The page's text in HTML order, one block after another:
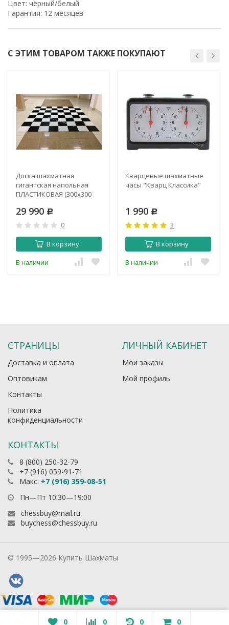
Цвет: чёрный/белый
Гарантия: 12 месяцев
С ЭТИМ ТОВАРОМ ТАКЖЕ ПОКУПАЮТ
Доска шахматная
гигантская напольная
ПЛАСТИКОВАЯ (300x300
29 990 Р
0
В корзину
В наличии
Кварцевые шахматные
часы "Кварц Классика"
1 990 Р
3
В корзину
В наличии
СТРАНИЦЫ
Доставка и оплата
Оптовикам
Контакты
Политика
конфиденциальности
ЛИЧНЫЙ КАБИНЕТ
Мои заказы
Мой профиль
КОНТАКТЫ
8 (800) 250-32-79
+7 (916) 059-91-71
Макс: +7 (916) 359-08-51
Пн—Пт 10:30—19:00
chessbuy@mail.ru
buychess@chessbuy.ru
© 1995—2026 Купить Шахматы
0 0 0 0